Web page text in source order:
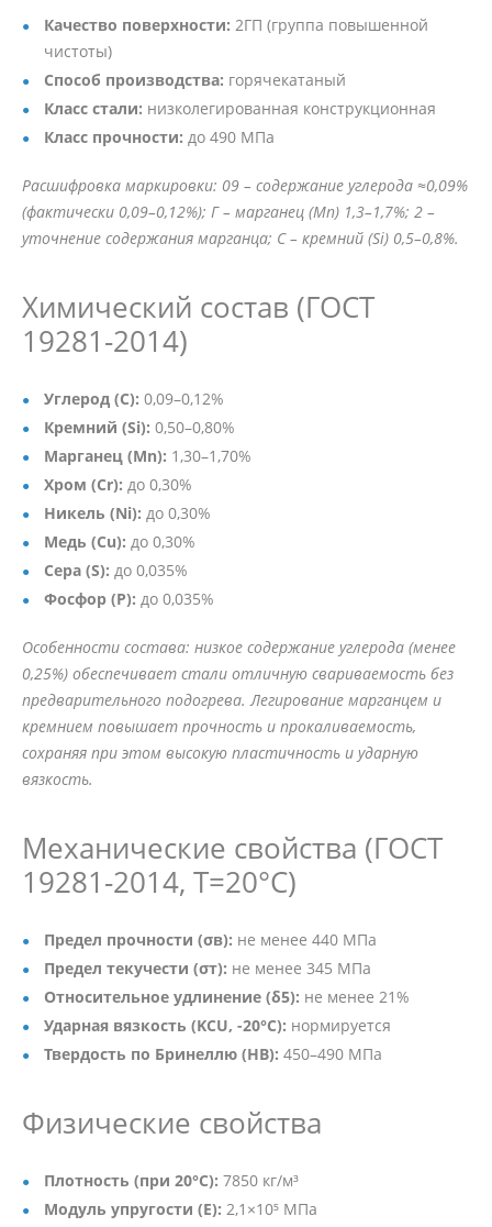
Качество поверхности: 2ГП (группа повышенной
чистоты)
Способ производства: горячекатаный
Класс стали: низколегированная конструкционная
Класс прочности: до 490 МПа
Расшифровка маркировки: 09 – содержание углерода ≈0,09%
(фактически 0,09–0,12%); Г – марганец (Mn) 1,3–1,7%; 2 –
уточнение содержания марганца; С – кремний (Si) 0,5–0,8%.
Химический состав (ГОСТ
19281-2014)
Углерод (C): 0,09–0,12%
Кремний (Si): 0,50–0,80%
Марганец (Mn): 1,30–1,70%
Хром (Cr): до 0,30%
Никель (Ni): до 0,30%
Медь (Cu): до 0,30%
Сера (S): до 0,035%
Фосфор (P): до 0,035%
Особенности состава: низкое содержание углерода (менее
0,25%) обеспечивает стали отличную свариваемость без
предварительного подогрева. Легирование марганцем и
кремнием повышает прочность и прокаливаемость,
сохраняя при этом высокую пластичность и ударную
вязкость.
Механические свойства (ГОСТ
19281-2014, Т=20°C)
Предел прочности (σв): не менее 440 МПа
Предел текучести (σт): не менее 345 МПа
Относительное удлинение (δ5): не менее 21%
Ударная вязкость (KCU, -20°C): нормируется
Твердость по Бринеллю (HB): 450–490 МПа
Физические свойства
Плотность (при 20°C): 7850 кг/м³
Модуль упругости (E): 2,1×10⁵ МПа